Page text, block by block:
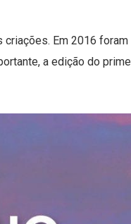
Em 2016
a edição do